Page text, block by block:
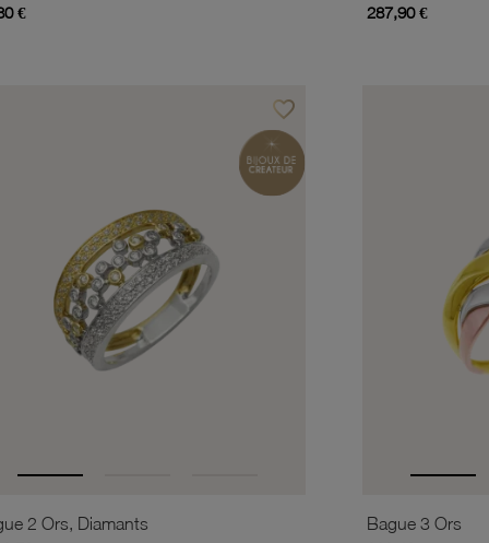
€
287,90 €
favorite_borderAjouter à vos favoris
2 Ors, Diamants
Bague 3 Ors